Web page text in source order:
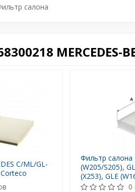
салона
MERCEDES-
C/ML/GL-
Фильтр салона
(W205/S205),
(X253), GLE
M (W166)
0